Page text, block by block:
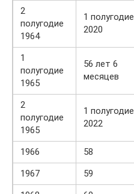
2
полугодие
1964
1 полугодие
2020
1
полугодие
1965
56 лет 6
месяцев
2
полугодие
1965
1 полугодие
2022
1966 58
1967
59